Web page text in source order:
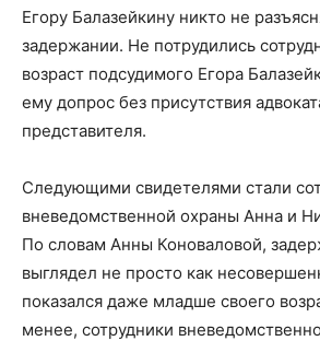
Егору Балазейкину никто не
задержании. Не потрудились
возраст подсудимого Егора
ему допрос без присутствия
представителя.
Следующими свидетелями стали
вневедомственной охраны Анна и
По словам Анны Коноваловой,
выглядел не просто как
показался даже младше своего
менее, сотрудники